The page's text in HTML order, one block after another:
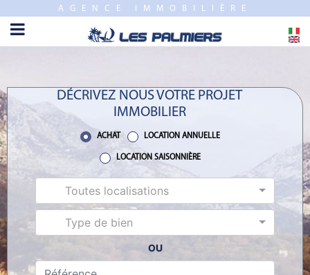
AGENCE IMMOBILIÈRE
ACCUEIL
PROGRAMME
NEUF
ESTIMATION
ANNUELLE
SAISONNIÈRE
DÉCRIVEZ NOUS VOTRE PROJET
IMMOBILIER
ACHAT LOCATION ANNUELLE
LOCATION SAISONNIÈRE
Toutes localisations
Type de bien
OU